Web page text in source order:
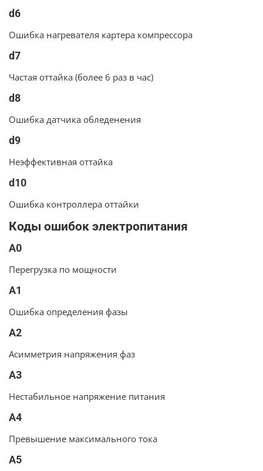
d6
Ошибка нагревателя картера компрессора
d7
Частая оттайка (более 6 раз в час)
d8
Ошибка датчика обледенения
d9
Неэффективная оттайка
d10
Ошибка контроллера оттайки
Коды ошибок электропитания
A0
Перегрузка по мощности
A1
Ошибка определения фазы
A2
Асимметрия напряжения фаз
A3
Нестабильное напряжение питания
A4
Превышение максимального тока
A5